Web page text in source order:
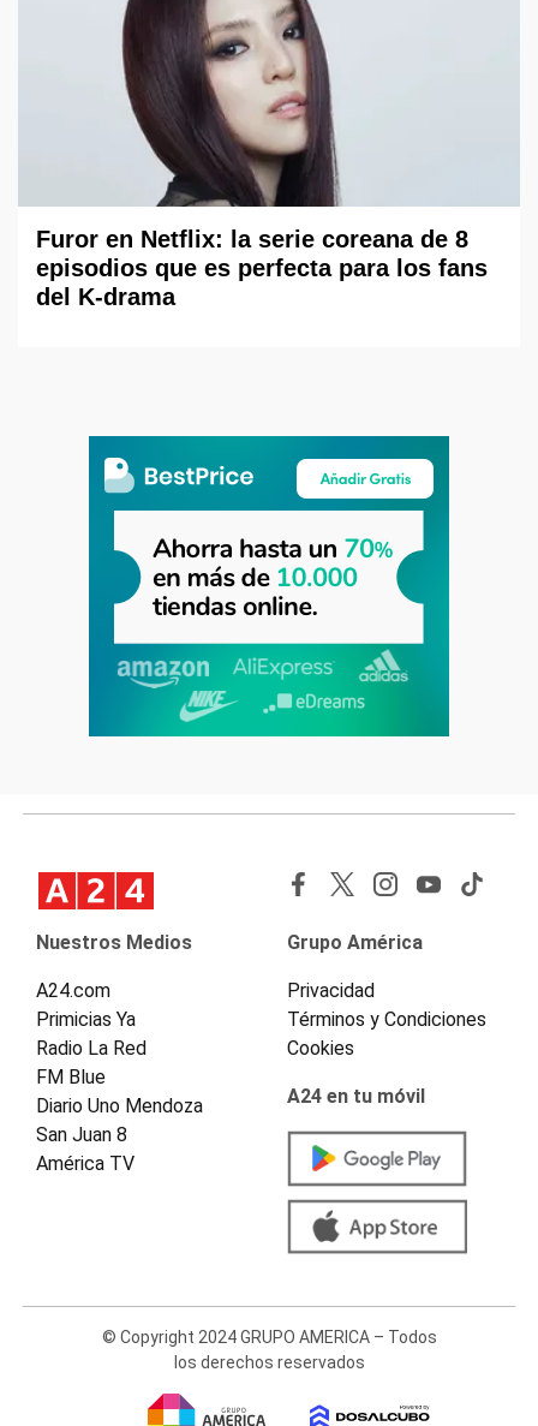
Furor en Netflix: la serie coreana de 8
episodios que es perfecta para los fans
del K-drama
Nuestros Medios
A24.com
Primicias Ya
Radio La Red
FM Blue
Diario Uno Mendoza
San Juan 8
América TV
Grupo América
Privacidad
Términos y Condiciones
Cookies
A24 en tu móvil
© Copyright 2024 GRUPO AMERICA – Todos
los derechos reservados